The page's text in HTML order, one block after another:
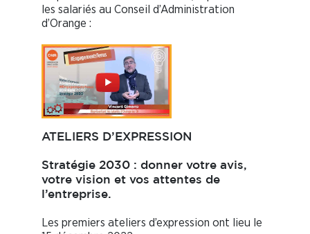
les salariés au Conseil d’Administration
d’Orange :
ATELIERS D’EXPRESSION
Stratégie 2030 : donner votre avis,
votre vision et vos attentes de
l’entreprise.
Les premiers ateliers d’expression ont lieu le